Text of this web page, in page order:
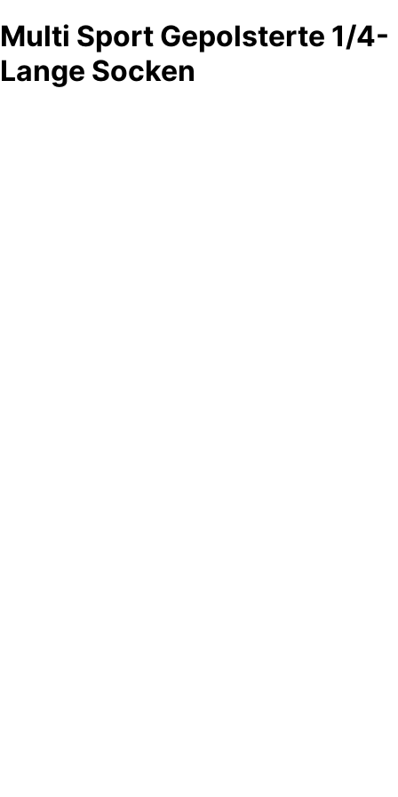
Multi Sport Gepolsterte 1/4-
Lange Socken